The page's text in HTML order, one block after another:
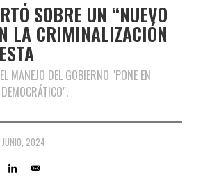
SOBRE UN “NUEVO
LA CRIMINALIZACIÓN
MANEJO DEL GOBIERNO "PONE EN
2024